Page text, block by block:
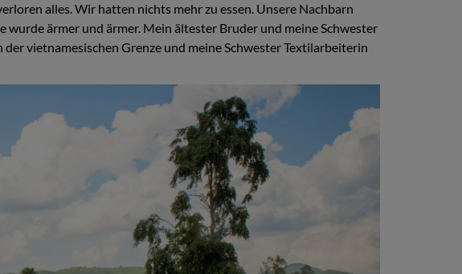
alles. Wir hatten nichts mehr zu essen. Unsere Nachbarn
wurde ärmer und ärmer. Mein ältester Bruder und meine Schwester
vietnamesischen Grenze und meine Schwester Textilarbeiterin